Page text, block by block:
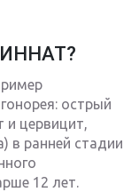
острый
и цервицит,
в ранней стадии
12 лет.